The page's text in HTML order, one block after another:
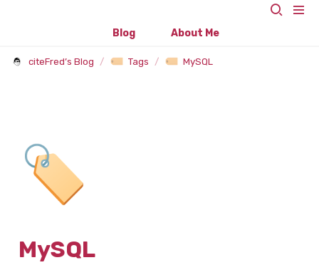
Blog About Me
citeFred’s Blog / Tags / MySQL
🏷️
MySQL